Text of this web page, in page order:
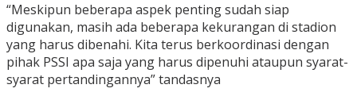
“Meskipun beberapa aspek penting sudah siap
digunakan, masih ada beberapa kekurangan di stadion
yang harus dibenahi. Kita terus berkoordinasi dengan
pihak PSSI apa saja yang harus dipenuhi ataupun syarat-
syarat pertandingannya” tandasnya